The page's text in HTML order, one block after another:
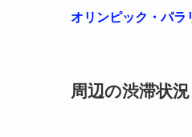
オリンピック・パラ
周辺の渋滞状況